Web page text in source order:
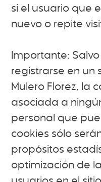
si el usuario que
nuevo o repite
Importante:
registrarse en un
Mulero Florez, la
asociada a
personal que
cookies sólo
propósitos
optimización de